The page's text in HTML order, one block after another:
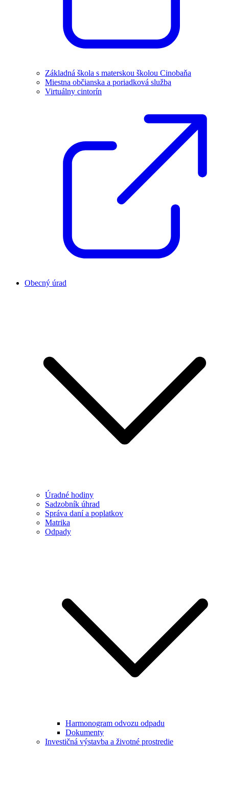
Základná škola s materskou školou Cinobaňa
Miestna občianska a poriadková služba
Virtuálny cintorín
Obecný úrad
Úradné hodiny
Sadzobník úhrad
Správa daní a poplatkov
Matrika
Odpady
Harmonogram odvozu odpadu
Dokumenty
Investičná výstavba a životné prostredie